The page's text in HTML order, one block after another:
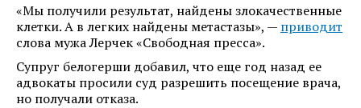
«Мы получили результат, найдены злокачественные
клетки. А в легких найдены метастазы», — приводит
слова мужа Лерчек «Свободная пресса».
Супруг белогерши добавил, что еще год назад ее
адвокаты просили суд разрешить посещение врача,
но получали отказа.